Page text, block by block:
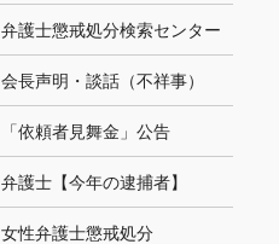
弁護士懲戒処分検索センター
会長声明・談話（不祥事）
「依頼者見舞金」公告
弁護士【今年の逮捕者】
女性弁護士懲戒処分